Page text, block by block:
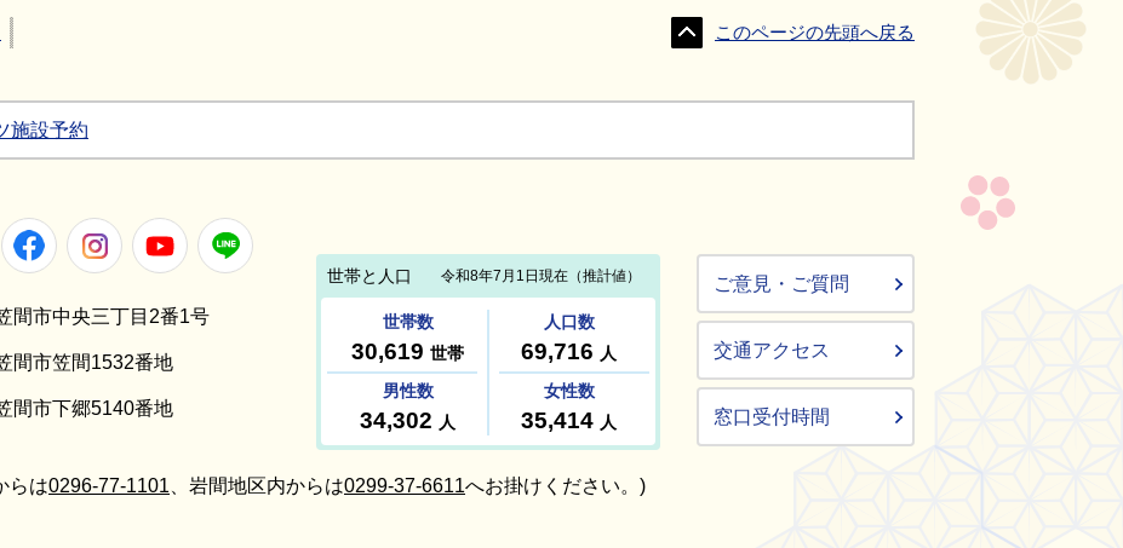
このページの先頭へ戻る
施設予約
所
X FacebookInstagramYoutube
間市中央三丁目2番1号
間市笠間1532番地
間市下郷5140番地
らは0296-77-1101 、岩間地区内からは0299-37-6611へお掛けください。)
ご意見・ご質問
交通アクセス
窓口受付時間